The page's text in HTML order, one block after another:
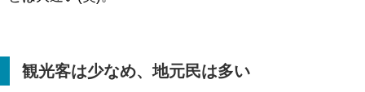
観光客は少なめ、地元民は多い